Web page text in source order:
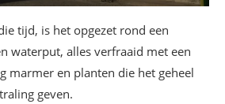
tijd, is het opgezet rond een
waterput, alles verfraaid met een
marmer en planten die het geheel
geven.